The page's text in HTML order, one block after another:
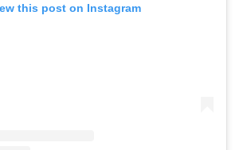
this post on Instagram